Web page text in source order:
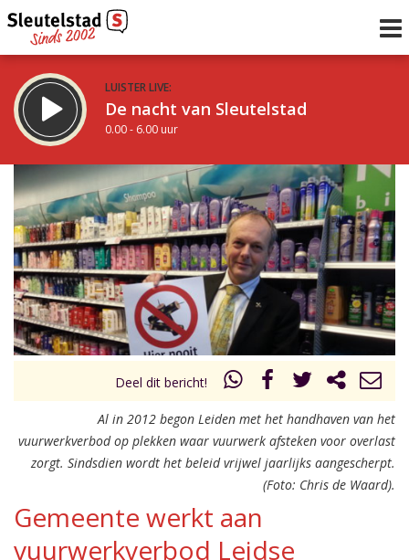
LUISTER LIVE:
De nacht van Sleutelstad
0.00 - 6.00 uur
STRAKS:
De ochtend van Sleutelstad
6.00 - 12.00 uur
Vorig uur
uur 1 van 0 Volgend uur
Inklappen
Deel dit bericht!
Al in 2012 begon Leiden met het handhaven van het
vuurwerkverbod op plekken waar vuurwerk afsteken voor overlast
zorgt. Sindsdien wordt het beleid vrijwel jaarlijks aangescherpt.
(Foto: Chris de Waard).
Gemeente werkt aan
vuurwerkverbod Leidse